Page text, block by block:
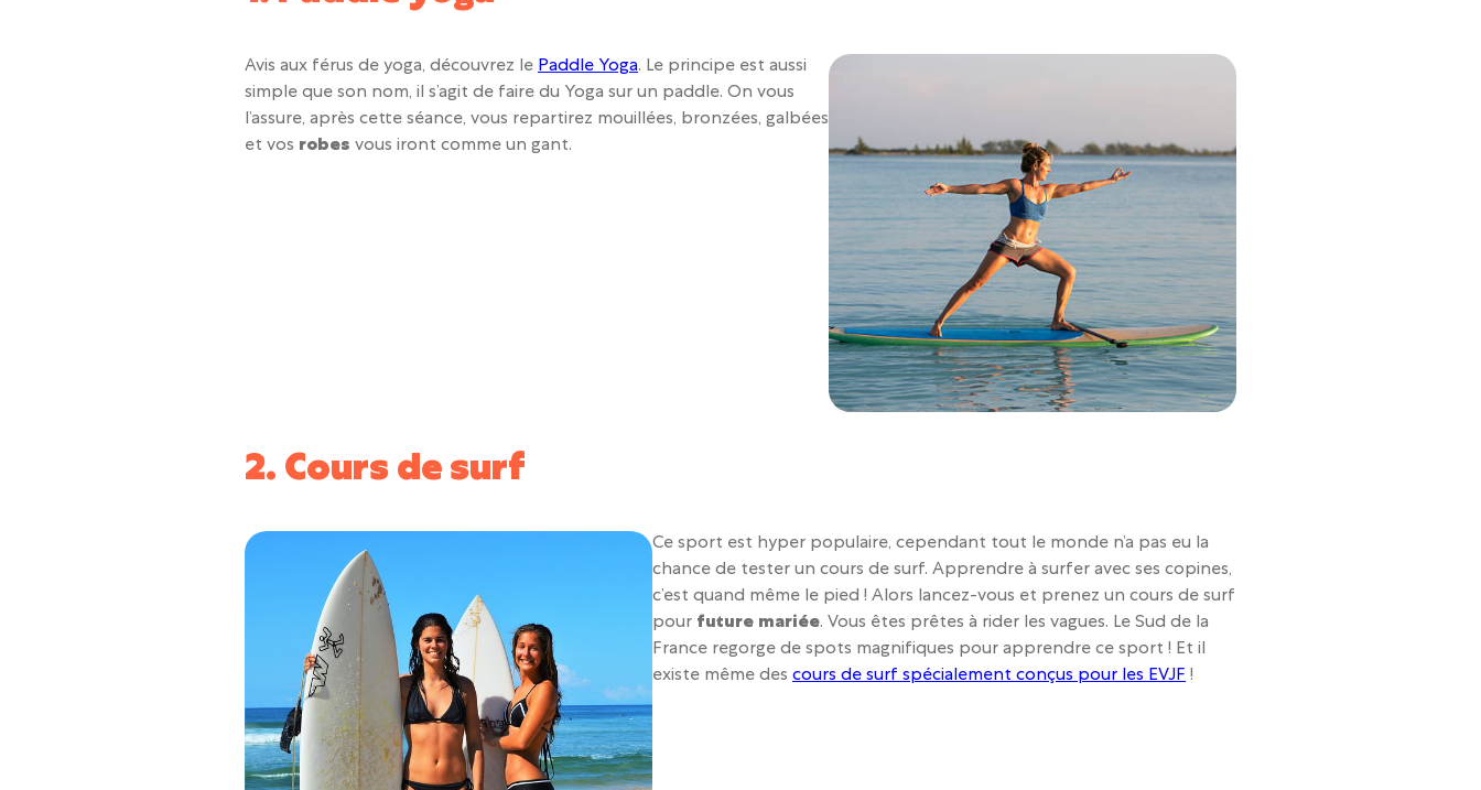
Avis aux férus de yoga, découvrez le Paddle Yoga. Le principe est aussi
simple que son nom, il s’agit de faire du Yoga sur un paddle. On vous
l’assure, après cette séance, vous repartirez mouillées, bronzées, galbées
et vos robes vous iront comme un gant.
2. Cours de surf
Ce sport est hyper populaire, cependant tout le monde n’a pas eu la
chance de tester un cours de surf. Apprendre à surfer avec ses copines,
c’est quand même le pied ! Alors lancez-vous et prenez un cours de surf
pour future mariée. Vous êtes prêtes à rider les vagues. Le Sud de la
France regorge de spots magnifiques pour apprendre ce sport ! Et il
existe même des cours de surf spécialement conçus pour les EVJF !